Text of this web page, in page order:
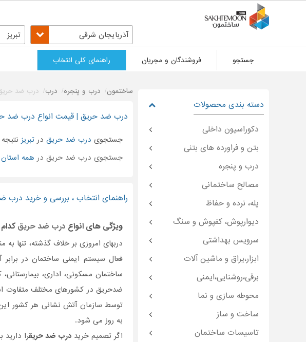
آذربایجان شرقی تبریز
جستجو فروشندگان و مجریان راهنمای کلی انتخاب
ساختمون درب و پنجره درب درب ضد
درب ضد حریق | قیمت انواع درب ضد
جستجوی درب ضد حریق در تبریز
جستجوی درب ضد حریق در همه
راهنمای انتخاب ، بررسی و خرید درب
ویژگی های انواع درب ضد حریق
دربهای امروزی بر خلاف گذشته، تنها به
فعال سیستم ایمنی ساختمان در
ساختمان مسکونی، اداری،
به روز می شود.
اگر تصمیم خریددرب ضد حریقرا
دسته بندی محصولات
دکوراسیون داخلی
بتن و فراورده های بتنی
درب و پنجره
مصالح ساختمانی
پله، نرده و حفاظ
دیوارپوش، کفپوش و سنگ
سرویس بهداشتی
ابزار،یراق و ماشین آلات
برقی،روشنایی،ایمنی
محوطه سازی و نما
ساخت و ساز
تاسیسات ساختمان